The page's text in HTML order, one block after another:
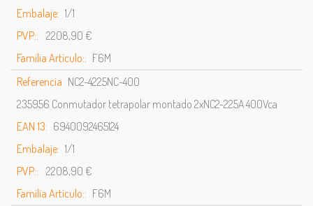
Embalaje: 1/1
PVP:: 2208,90 €
Familia Artículo:: F6M
Referencia NC2-4225NC-400
235956 Conmutador tetrapolar montado 2xNC2-225A 400Vca
EAN 13: 6940092465124
Embalaje: 1/1
PVP:: 2208,90 €
Familia Artículo:: F6M